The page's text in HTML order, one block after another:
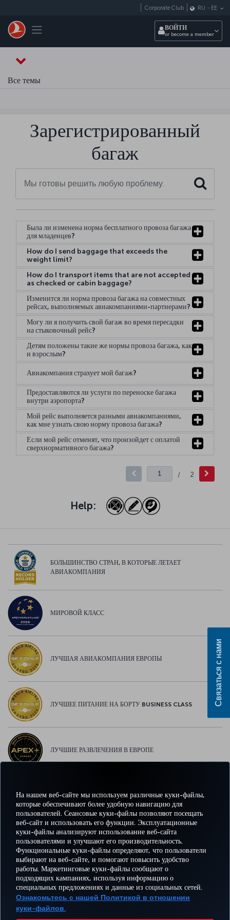
На нашем веб-сайте мы используем различные куки-файлы,
которые обеспечивают более удобную навигацию для
пользователей. Сеансовые куки-файлы позволяют посещать
веб-сайт и использовать его функции. Эксплуатационные
куки-файлы анализируют использование веб-сайта
пользователями и улучшают его производительность.
Функциональные куки-файлы определяют, что пользователи
выбирают на веб-сайте, и помогают повысить удобство
работы. Маркетинговые куки-файлы сообщают о
подходящих кампаниях, используя информацию о
специальных предложениях и данные из социальных сетей.
Ознакомьтесь с нашей Политикой в отношении
куки-файлов.
Toggle navigation
Corporate Club RU - EE
ВОЙТИ
or become a member
Все темы
Зарегистрированный
багаж
Search
Была ли изменена норма бесплатного провоза багажа
для младенцев?
How do I send baggage that exceeds the
weight limit?
How do I transport items that are not accepted
as checked or cabin baggage?
Изменится ли норма провоза багажа на совместных
рейсах, выполняемых авиакомпаниями-партнерами?
Могу ли я получить свой багаж во время пересадки
на стыковочный рейс?
Детям положены такие же нормы провоза багажа, как
и взрослым?
Авиакомпания страхует мой багаж?
Предоставляются ли услуги по переноске багажа
внутри аэропорта?
Мой рейс выполняется разными авиакомпаниями,
как мне узнать свою норму провоза багажа?
Если мой рейс отменят, что произойдет с оплатой
сверхнормативного багажа?
/ 2
Help:
БОЛЬШИНСТВО СТРАН, В КОТОРЫЕ ЛЕТАЕТ
АВИАКОМПАНИЯ
МИРОВОЙ КЛАСС
ЛУЧШАЯ АВИАКОМПАНИЯ ЕВРОПЫ
ЛУЧШЕЕ ПИТАНИЕ НА БОРТУ BUSINESS CLASS
ЛУЧШИЕ РАЗВЛЕЧЕНИЯ В ЕВРОПЕ
ЛУЧШИЙ WI-FI В ЕВРОПЕ
Facebook
TwitterInstagram
YouTubeLinkedIn
TikTokБлогPinterest
БРОНИРУЙТЕ И
УПРАВЛЯЙТЕ
БРОНИРОВАНИЕМ
ВПЕЧАТЛЕНИЕ
ПРЕДЛОЖЕНИЯ
И
НАПРАВЛЕНИЯ
Связаться с нами